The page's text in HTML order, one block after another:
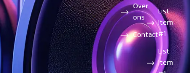
Over
ons
Contact
List
Item
#1
List
Item